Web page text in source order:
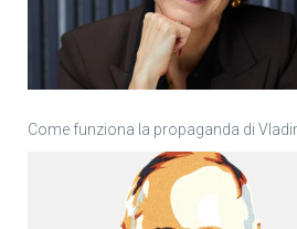
Come funziona la propaganda di